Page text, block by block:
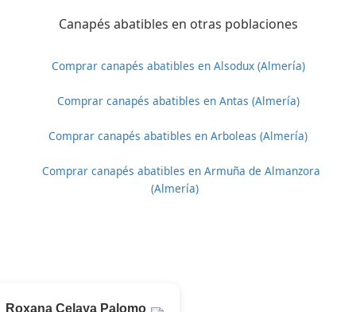
Canapés abatibles en otras poblaciones
Comprar canapés abatibles en Alsodux (Almería)
Comprar canapés abatibles en Antas (Almería)
Comprar canapés abatibles en Arboleas (Almería)
Comprar canapés abatibles en Armuña de Almanzora
(Almería)
Roxana Celaya Palomo